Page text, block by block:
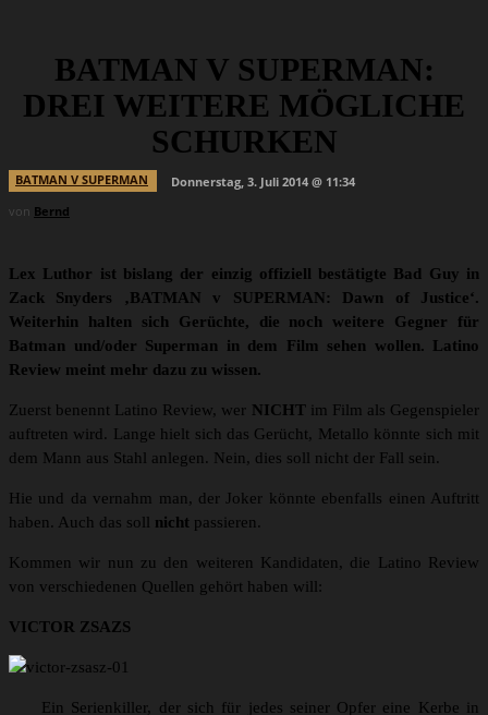
BATMAN V SUPERMAN:
DREI WEITERE MÖGLICHE
SCHURKEN
BATMAN V SUPERMAN
Donnerstag, 3. Juli 2014 @ 11:34
von Bernd
Lex Luthor ist bislang der einzig offiziell bestätigte Bad Guy in
Zack Snyders ‚BATMAN v SUPERMAN: Dawn of Justice‘.
Weiterhin halten sich Gerüchte, die noch weitere Gegner für
Batman und/oder Superman in dem Film sehen wollen. Latino
Review meint mehr dazu zu wissen.
Zuerst benennt Latino Review, wer NICHTim Film als Gegenspieler
auftreten wird. Lange hielt sich das Gerücht, Metallo könnte sich mit
dem Mann aus Stahl anlegen. Nein, dies soll nicht der Fall sein.
Hie und da vernahm man, der Joker könnte ebenfalls einen Auftritt
haben. Auch das soll nicht passieren.
Kommen wir nun zu den weiteren Kandidaten, die Latino Review
von verschiedenen Quellen gehört haben will:
VICTOR ZSAZS
Ein Serienkiller, der sich für jedes seiner Opfer eine Kerbe in